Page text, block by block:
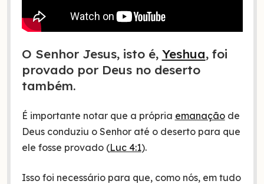
O Senhor Jesus, isto é, Yeshua, foi
provado por Deus no deserto
também.
É importante notar que a própria emanaçãode
Deus conduziu o Senhor até o deserto para que
ele fosse provado (Luc 4:1).
Isso foi necessário para que, como nós, em tudo